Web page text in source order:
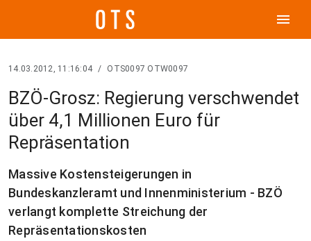
menu
14.03.2012, 11:16:04 / OTS0097 OTW0097
BZÖ-Grosz: Regierung verschwendet
über 4,1 Millionen Euro für
Repräsentation
Massive Kostensteigerungen in
Bundeskanzleramt und Innenministerium - BZÖ
verlangt komplette Streichung der
Repräsentationskosten